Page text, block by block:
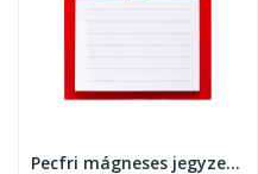
Pecfri mágneses jegyzetlap